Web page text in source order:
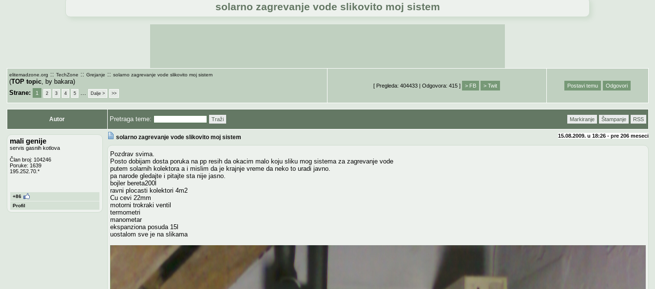
solarno zagrevanje vode slikovito moj sistem
elitemadzone.org :: TechZone :: Grejanje :: solarno zagrevanje vode slikovito moj sistem
(TOP topic, by bakara)
Strane:
1 2 3 4 5 Dalje > >>
[ Pregleda: 404433 | Odgovora: 415 ] > FB > Twit Postavi temu Odgovori
Autor Pretraga teme: Traži Markiranje Štampanje RSS
mali genije
servis gasnih kotlova
Član broj: 104246
Poruke: 1639
195.252.70.*
+86
Profil
solarno zagrevanje vode slikovito moj sistem 15.08.2009. u 18:26 - pre 206 meseci
Pozdrav svima.
Posto dobijam dosta poruka na pp resih da okacim malo koju sliku mog sistema za zagrevanje vode
putem solarnih kolektora a i mislim da je krajnje vreme da neko to uradi javno.
pa narode gledajte i pitajte sta nije jasno.
bojler bereta200l
ravni plocasti kolektori 4m2
Cu cevi 22mm
motorni trokraki ventil
termometri
manometar
ekspanziona posuda 15l
uostalom sve je na slikama